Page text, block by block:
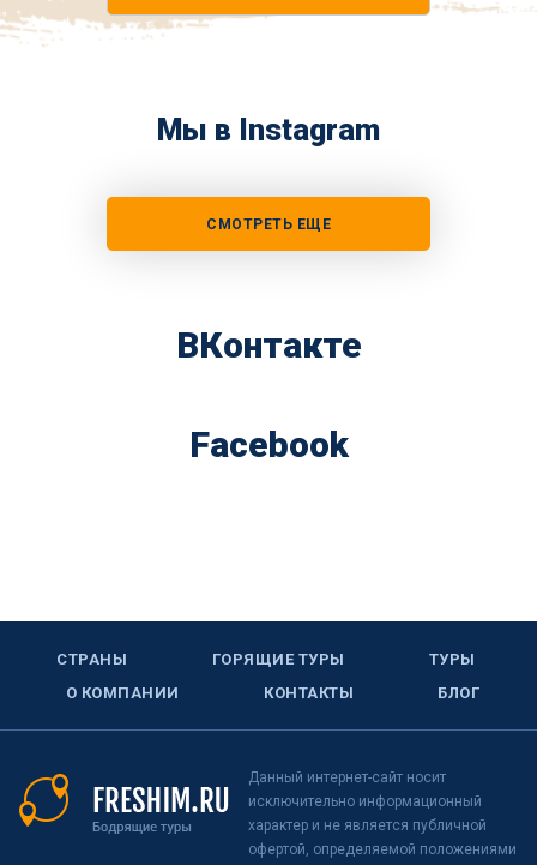
Мы в Instagram
СМОТРЕТЬ ЕЩЕ
ВКонтакте
Facebook
СТРАНЫ ГОРЯЩИЕ ТУРЫ
ТУРЫ
О КОМПАНИИ
КОНТАКТЫ БЛОГ
Данный интернет-сайт носит
исключительно информационный
характер и не является публичной
офертой, определяемой положениями